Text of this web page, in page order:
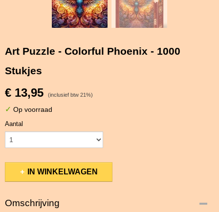
Art Puzzle - Colorful Phoenix - 1000
Stukjes
€ 13,95 (inclusief btw 21%)
✓ Op voorraad
Aantal
IN WINKELWAGEN
Omschrijving